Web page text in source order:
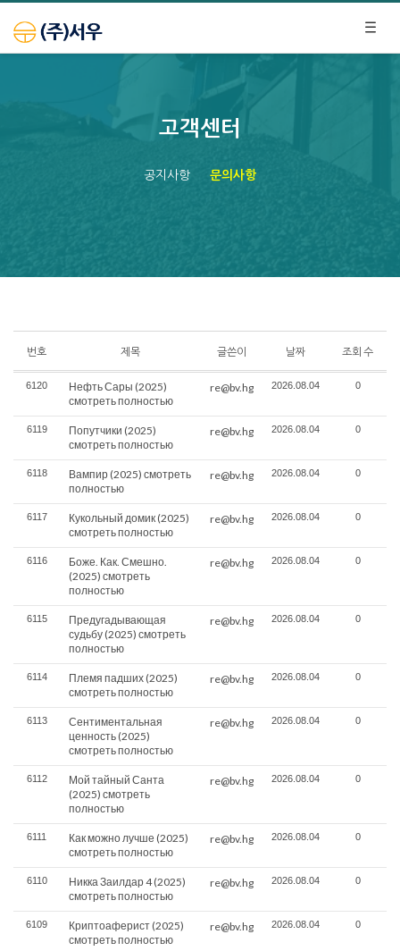
고객센터
공지사항 문의사항
번호 제목 글쓴이 날짜 조회 수
6120
Нефть Сары (2025)
смотреть полностью
re@bv.hg 2026.08.04 0
6119
Попутчики (2025)
смотреть полностью
re@bv.hg 2026.08.04 0
6118
Вампир (2025) смотреть
полностью
re@bv.hg 2026.08.04 0
6117
Кукольный домик (2025)
смотреть полностью
re@bv.hg 2026.08.04 0
6116
Боже. Как. Смешно.
(2025) смотреть
полностью
re@bv.hg 2026.08.04 0
6115
Предугадывающая
судьбу (2025) смотреть
полностью
re@bv.hg 2026.08.04 0
6114
Племя падших (2025)
смотреть полностью
re@bv.hg 2026.08.04 0
6113
Сентиментальная
ценность (2025)
смотреть полностью
re@bv.hg 2026.08.04 0
6112
Мой тайный Санта
(2025) смотреть
полностью
re@bv.hg 2026.08.04 0
6111
Как можно лучше (2025)
смотреть полностью
re@bv.hg 2026.08.04 0
6110
Никка Заилдар 4 (2025)
смотреть полностью
re@bv.hg 2026.08.04 0
6109
Криптоаферист (2025)
смотреть полностью
re@bv.hg 2026.08.04 0